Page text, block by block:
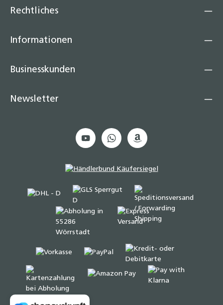
Rechtliches
Informationen
Businesskunden
Newsletter